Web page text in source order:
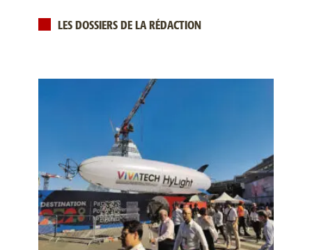
LES DOSSIERS DE LA RÉDACTION